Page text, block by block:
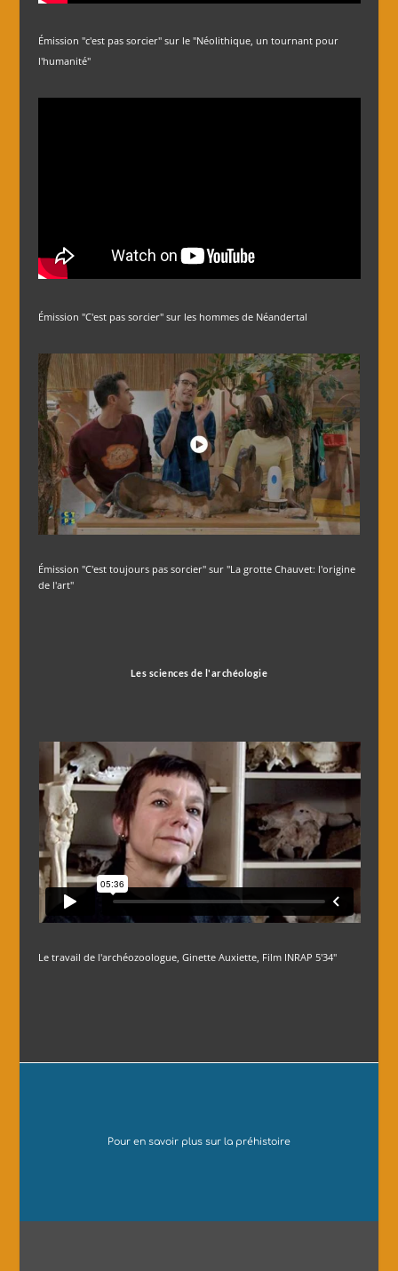
Émission "c'est pas sorcier" sur le "Néolithique, un tournant pour
l'humanité"
Émission "C'est pas sorcier" sur les hommes de Néandertal
Émission "C'est toujours pas sorcier" sur "La grotte Chauvet: l'origine
de l'art"
Les sciences de l'archéologie
Le travail de l'archéozoologue, Ginette Auxiette, Film INRAP 5'34"
Pour en savoir plus sur la préhistoire